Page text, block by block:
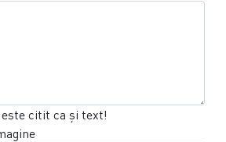
citit ca şi text!